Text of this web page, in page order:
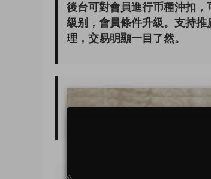
後台可對會員進行币種沖扣
級别，會員條件升級。支持
理，交易明顯一目了然。